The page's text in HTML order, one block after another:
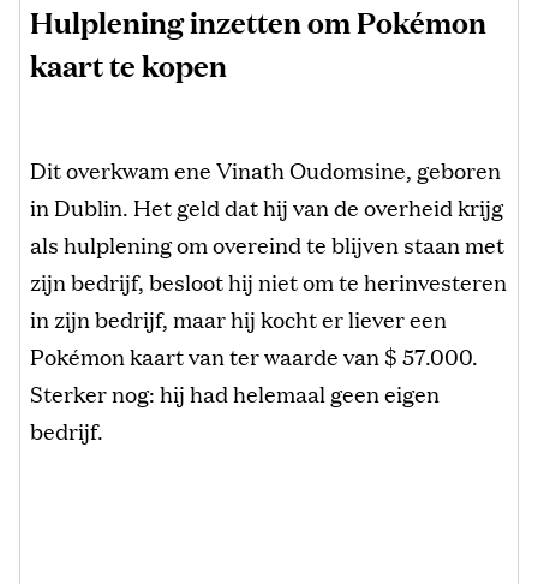
Hulplening inzetten om Pokémon
kaart te kopen
Dit overkwam ene Vinath Oudomsine, geboren
in Dublin. Het geld dat hij van de overheid krijg
als hulplening om overeind te blijven staan met
zijn bedrijf, besloot hij niet om te herinvesteren
in zijn bedrijf, maar hij kocht er liever een
Pokémon kaart van ter waarde van $ 57.000.
Sterker nog: hij had helemaal geen eigen
bedrijf.